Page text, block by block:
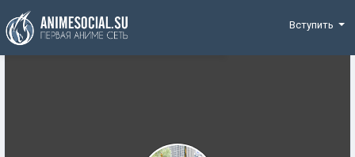
Funding
Вступить